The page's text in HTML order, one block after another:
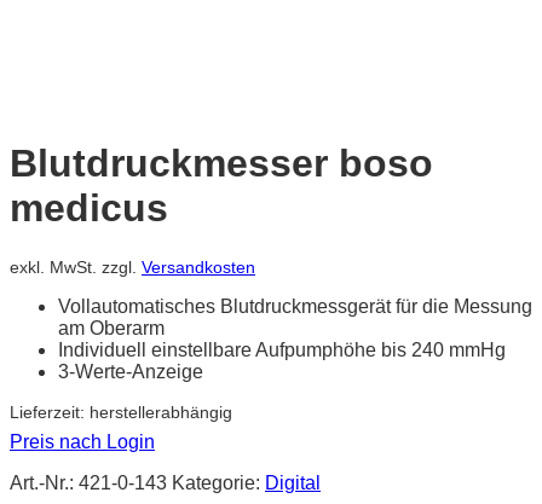
Blutdruckmesser boso
medicus
exkl. MwSt. zzgl. Versandkosten
Vollautomatisches Blutdruckmessgerät für die Messung
am Oberarm
Individuell einstellbare Aufpumphöhe bis 240 mmHg
3-Werte-Anzeige
Lieferzeit: herstellerabhängig
Preis nach Login
Art.-Nr.: 421-0-143 Kategorie: Digital